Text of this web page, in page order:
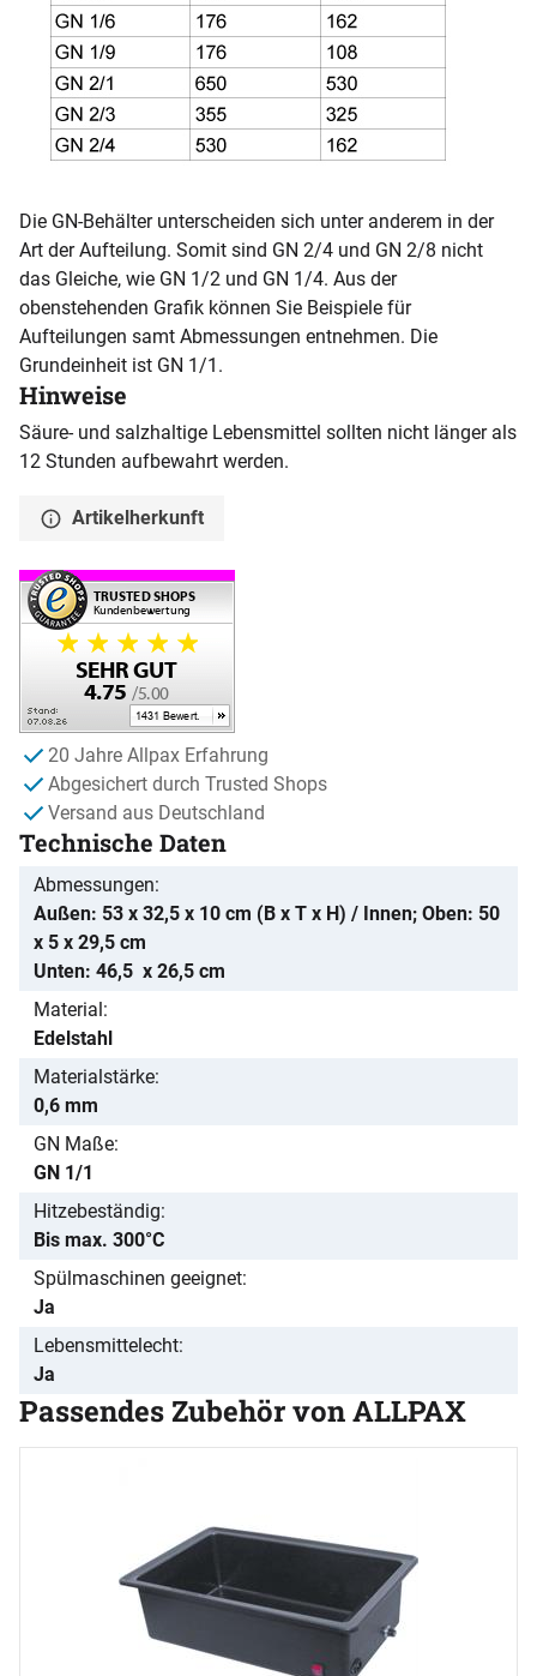
Die GN-Behälter unterscheiden sich unter anderem in der
Art der Aufteilung. Somit sind GN 2/4 und GN 2/8 nicht
das Gleiche, wie GN 1/2 und GN 1/4. Aus der
obenstehenden Grafik können Sie Beispiele für
Aufteilungen samt Abmessungen entnehmen. Die
Grundeinheit ist GN 1/1.
Hinweise
Säure- und salzhaltige Lebensmittel sollten nicht länger als
12 Stunden aufbewahrt werden.
Artikelherkunft
20 Jahre Allpax Erfahrung
Abgesichert durch Trusted Shops
Versand aus Deutschland
Technische Daten
Abmessungen
Außen: 53 x 32,5 x 10 cm (B x T x H) / Innen; Oben: 50
x 5 x 29,5 cm
Unten: 46,5 x 26,5 cm
Material
Edelstahl
Materialstärke
0,6 mm
GN Maße
GN 1/1
Hitzebeständig
Bis max. 300°C
Spülmaschinen geeignet
Ja
Lebensmittelecht
Ja
Passendes Zubehör von ALLPAX
Zubehör überspringen